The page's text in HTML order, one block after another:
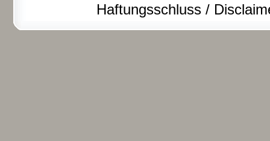
Haftungsschluss /